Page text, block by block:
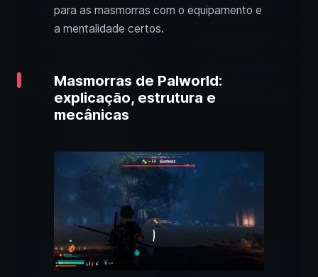
para as masmorras com o equipamento e
a mentalidade certos.
Masmorras de Palworld:
explicação, estrutura e
mecânicas